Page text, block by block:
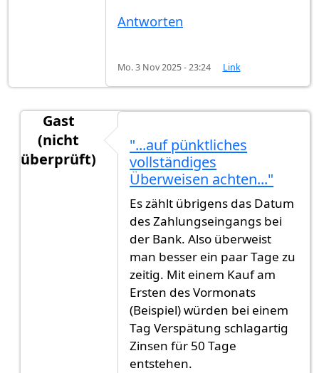
Antworten
Mo. 3 Nov 2025 - 23:24 Link
Gast
(nicht
überprüft)
Ein bisschen unübersichtlich...
"...auf pünktliches
vollständiges
Überweisen achten..."
Es zählt übrigens das Datum
des Zahlungseingangs bei
der Bank. Also überweist
man besser ein paar Tage zu
zeitig. Mit einem Kauf am
Ersten des Vormonats
(Beispiel) würden bei einem
Tag Verspätung schlagartig
Zinsen für 50 Tage
entstehen.